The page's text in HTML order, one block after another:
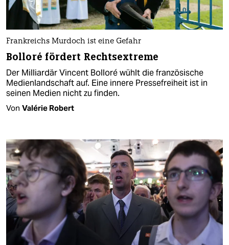
Frankreichs Murdoch ist eine Gefahr
Bolloré fördert Rechtsextreme
Der Milliardär Vincent Bolloré wühlt die französische
Medienlandschaft auf. Eine innere Pressefreiheit ist in
seinen Medien nicht zu finden.
Von Valérie Robert